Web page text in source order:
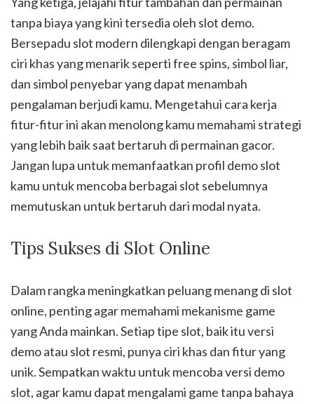
tanpa biaya yang kini tersedia oleh slot demo.
Bersepadu slot modern dilengkapi dengan beragam
ciri khas yang menarik seperti free spins, simbol liar,
dan simbol penyebar yang dapat menambah
pengalaman berjudi kamu. Mengetahui cara kerja
fitur-fitur ini akan menolong kamu memahami strategi
yang lebih baik saat bertaruh di permainan gacor.
Jangan lupa untuk memanfaatkan profil demo slot
kamu untuk mencoba berbagai slot sebelumnya
memutuskan untuk bertaruh dari modal nyata.
Tips Sukses di Slot Online
Dalam rangka meningkatkan peluang menang di slot
online, penting agar memahami mekanisme game
yang Anda mainkan. Setiap tipe slot, baik itu versi
demo atau slot resmi, punya ciri khas dan fitur yang
unik. Sempatkan waktu untuk mencoba versi demo
slot, agar kamu dapat mengalami game tanpa bahaya